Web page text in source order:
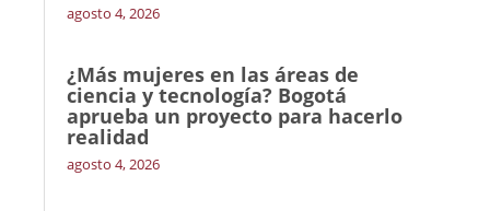
agosto 4, 2026
¿Más mujeres en las áreas de
ciencia y tecnología? Bogotá
aprueba un proyecto para hacerlo
realidad
agosto 4, 2026